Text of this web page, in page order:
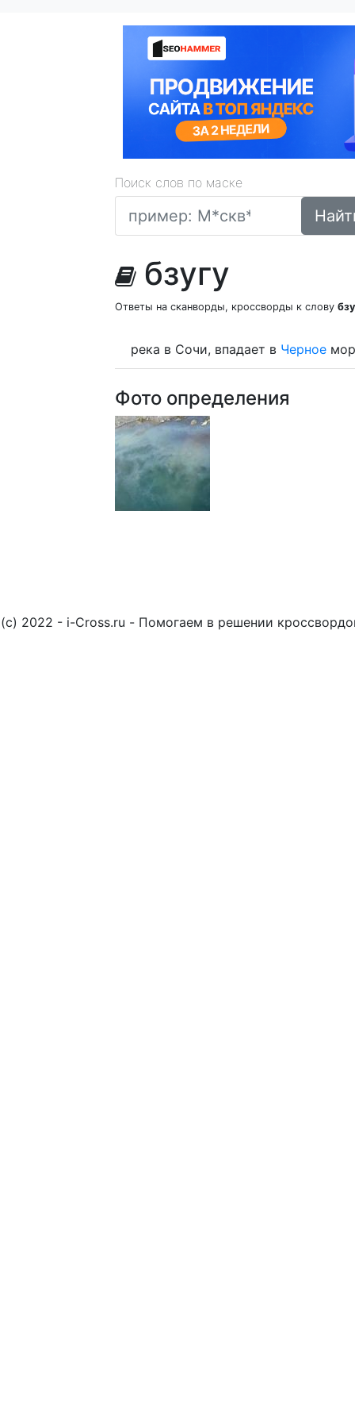
Поиск слов по маске
бзугу
Ответы на сканворды, кроссворды к слову
река в Сочи, впадает в Черное
Фото определения
(c) 2022 - i-Cross.ru - Помогаем в решении